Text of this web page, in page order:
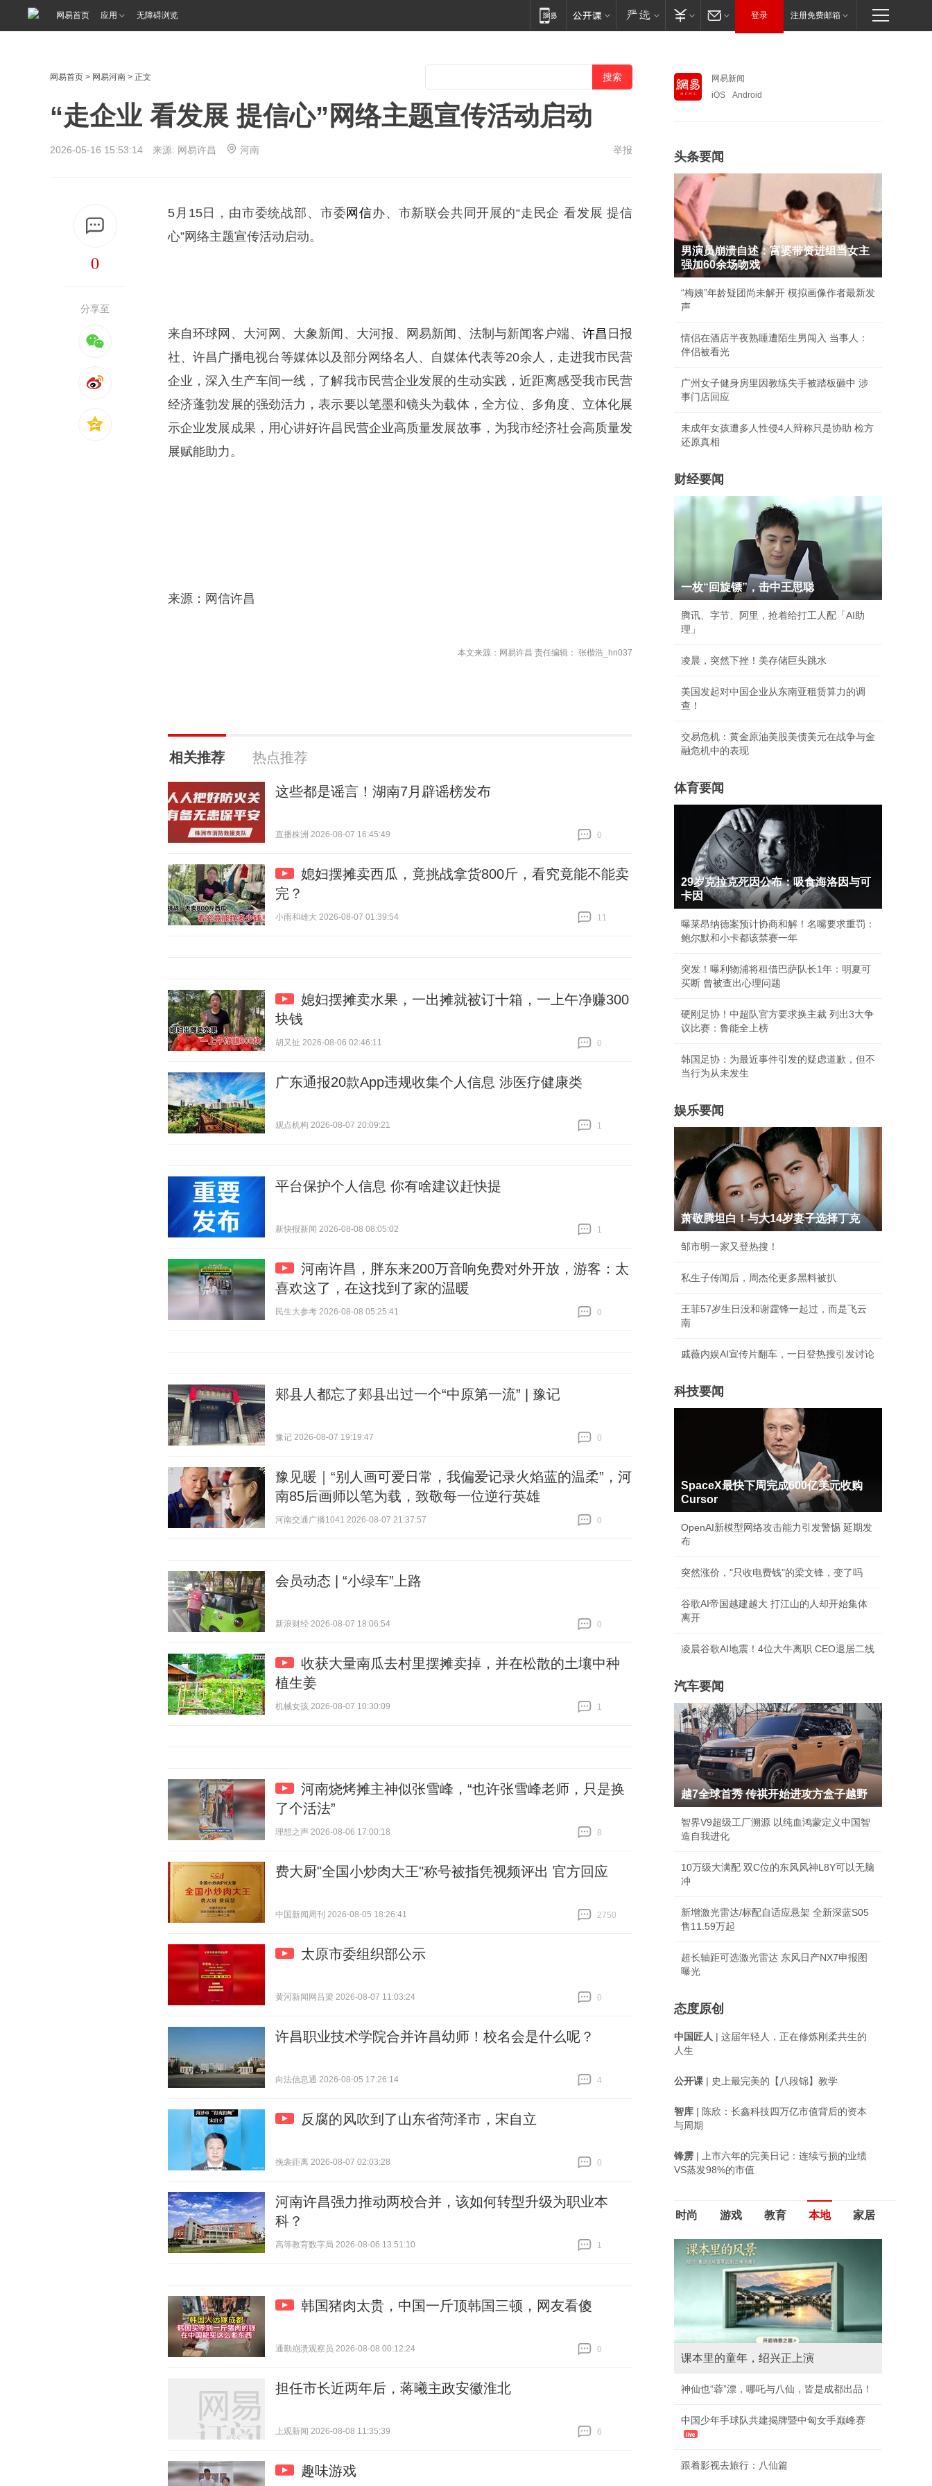
网易首页 应用 无障碍浏览 登录 注册免费邮箱
网易首页 > 网易河南 > 正文
“走企业 看发展 提信心”网络主题宣传活动启动
2026-05-16 15:53:14 来源: 网易许昌 河南 举报
0
分享至
5月15日，由市委统战部、市委网信办、市新联会共同开展的“走民企 看发展 提信
心”网络主题宣传活动启动。
来自环球网、大河网、大象新闻、大河报、网易新闻、法制与新闻客户端、 许昌 日报
社、许昌广播电视台等媒体以及部分网络名人、自媒体代表等20余人，走进我市民营
企业，深入生产车间一线，了解我市民营企业发展的生动实践，近距离感受我市民营
经济蓬勃发展的强劲活力，表示要以笔墨和镜头为载体，全方位、多角度、立体化展
示企业发展成果，用心讲好许昌民营企业高质量发展故事，为我市经济社会高质量发
展赋能助力。
来源：网信许昌
本文来源：网易许昌 责任编辑： 张楷浩_hn037
相关推荐 热点推荐
这些都是谣言！湖南7月辟谣榜发布
直播株洲 2026-08-07 16:45:49
0
媳妇摆摊卖西瓜，竟挑战拿货800斤，看究竟能不能卖
完？
小雨和雄大 2026-08-07 01:39:54
11
媳妇摆摊卖水果，一出摊就被订十箱，一上午净赚300
块钱
胡又扯 2026-08-06 02:46:11
0
广东通报20款App违规收集个人信息 涉医疗健康类
观点机构 2026-08-07 20:09:21
1
平台保护个人信息 你有啥建议赶快提
新快报新闻 2026-08-08 08:05:02
1
河南许昌，胖东来200万音响免费对外开放，游客：太
喜欢这了，在这找到了家的温暖
民生大参考 2026-08-08 05:25:41
0
郏县人都忘了郏县出过一个“中原第一流” | 豫记
豫记 2026-08-07 19:19:47
0
豫见暖｜“别人画可爱日常，我偏爱记录火焰蓝的温柔”，河
南85后画师以笔为载，致敬每一位逆行英雄
河南交通广播1041 2026-08-07 21:37:57
0
会员动态 | “小绿车”上路
新浪财经 2026-08-07 18:06:54
0
收获大量南瓜去村里摆摊卖掉，并在松散的土壤中种
植生姜
机械女孩 2026-08-07 10:30:09
1
河南烧烤摊主神似张雪峰，“也许张雪峰老师，只是换
了个活法”
理想之声 2026-08-06 17:00:18
8
费大厨"全国小炒肉大王"称号被指凭视频评出 官方回应
中国新闻周刊 2026-08-05 18:26:41
2750
太原市委组织部公示
黄河新闻网吕梁 2026-08-07 11:03:24
0
许昌职业技术学院合并许昌幼师！校名会是什么呢？
向法信息通 2026-08-05 17:26:14
4
反腐的风吹到了山东省菏泽市，宋自立
挽衾距离 2026-08-07 02:03:28
0
河南许昌强力推动两校合并，该如何转型升级为职业本
科？
高等教育数字局 2026-08-06 13:51:10
1
韩国猪肉太贵，中国一斤顶韩国三顿，网友看傻
通勤崩溃观察员 2026-08-08 00:12:24
0
担任市长近两年后，蒋曦主政安徽淮北
上观新闻 2026-08-08 11:35:39
6
趣味游戏
网易新闻
iOS
Android
头条要闻
男演员崩溃自述：富婆带资进组当女主
强加60余场吻戏
“梅姨”年龄疑团尚未解开 模拟画像作者最新发
声
情侣在酒店半夜熟睡遭陌生男闯入 当事人：
伴侣被看光
广州女子健身房里因教练失手被踏板砸中 涉
事门店回应
未成年女孩遭多人性侵4人辩称只是协助 检方
还原真相
财经要闻
一枚“回旋镖”，击中王思聪
腾讯、字节、阿里，抢着给打工人配「AI助
理」
凌晨，突然下挫！美存储巨头跳水
美国发起对中国企业从东南亚租赁算力的调
查！
交易危机：黄金原油美股美债美元在战争与金
融危机中的表现
体育要闻
29岁克拉克死因公布：吸食海洛因与可
卡因
曝莱昂纳德案预计协商和解！名嘴要求重罚：
鲍尔默和小卡都该禁赛一年
突发！曝利物浦将租借巴萨队长1年：明夏可
买断 曾被查出心理问题
硬刚足协！中超队官方要求换主裁 列出3大争
议比赛：鲁能全上榜
韩国足协：为最近事件引发的疑虑道歉，但不
当行为从未发生
娱乐要闻
萧敬腾坦白！与大14岁妻子选择丁克
邹市明一家又登热搜！
私生子传闻后，周杰伦更多黑料被扒
王菲57岁生日没和谢霆锋一起过，而是飞云
南
戚薇内娱AI宣传片翻车，一日登热搜引发讨论
科技要闻
SpaceX最快下周完成600亿美元收购
Cursor
OpenAI新模型网络攻击能力引发警惕 延期发
布
突然涨价，"只收电费钱"的梁文锋，变了吗
谷歌AI帝国越建越大 打江山的人却开始集体
离开
凌晨谷歌AI地震！4位大牛离职 CEO退居二线
汽车要闻
越7全球首秀 传祺开始进攻方盒子越野
智界V9超级工厂溯源 以纯血鸿蒙定义中国智
造自我进化
10万级大满配 双C位的东风风神L8Y可以无脑
冲
新增激光雷达/标配自适应悬架 全新深蓝S05
售11.59万起
超长轴距可选激光雷达 东风日产NX7申报图
曝光
态度原创
中国匠人 | 这届年轻人，正在修炼刚柔共生的
人生
公开课 | 史上最完美的【八段锦】教学
智库 | 陈欣：长鑫科技四万亿市值背后的资本
与周期
锋雳 | 上市六年的完美日记：连续亏损的业绩
VS蒸发98%的市值
时尚 游戏 教育 本地 家居
课本里的童年，绍兴正上演
神仙也“蓉”漂，哪吒与八仙，皆是成都出品！
中国少年手球队共建揭牌暨中匈女手巅峰赛
跟着影视去旅行：八仙篇